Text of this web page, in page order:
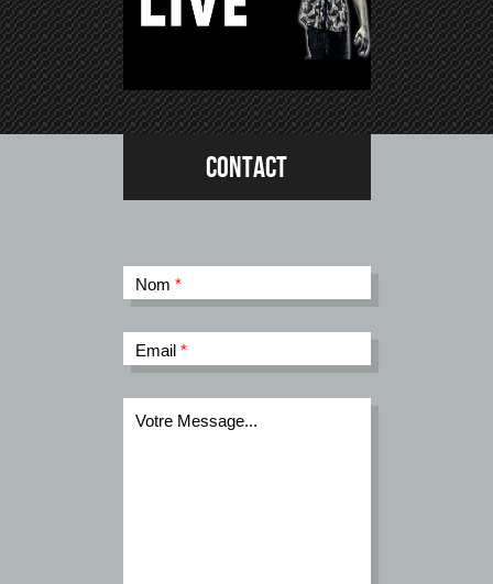
Contact
Nom *
Email *
Votre Message...